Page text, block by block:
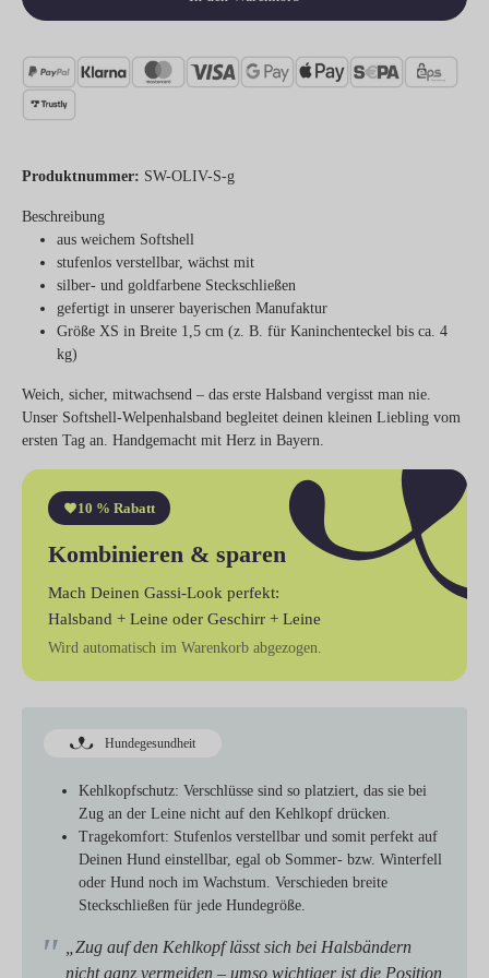
Produktnummer: SW-OLIV-S-g
Beschreibung
aus weichem Softshell
stufenlos verstellbar, wächst mit
silber- und goldfarbene Steckschließen
gefertigt in unserer bayerischen Manufaktur
Größe XS in Breite 1,5 cm (z. B. für Kaninchenteckel bis ca. 4
kg)
Weich, sicher, mitwachsend – das erste Halsband vergisst man nie.
Unser Softshell-Welpenhalsband begleitet deinen kleinen Liebling vom
ersten Tag an. Handgemacht mit Herz in Bayern.
10 % Rabatt
Kombinieren & sparen
Mach Deinen Gassi-Look perfekt:
Halsband + Leine oder Geschirr + Leine
Wird automatisch im Warenkorb abgezogen.
Hundegesundheit
Kehlkopfschutz: Verschlüsse sind so platziert, das sie bei
Zug an der Leine nicht auf den Kehlkopf drücken.
Tragekomfort: Stufenlos verstellbar und somit perfekt auf
Deinen Hund einstellbar, egal ob Sommer- bzw. Winterfell
oder Hund noch im Wachstum. Verschieden breite
Steckschließen für jede Hundegröße.
„Zug auf den Kehlkopf lässt sich bei Halsbändern
nicht ganz vermeiden – umso wichtiger ist die Position